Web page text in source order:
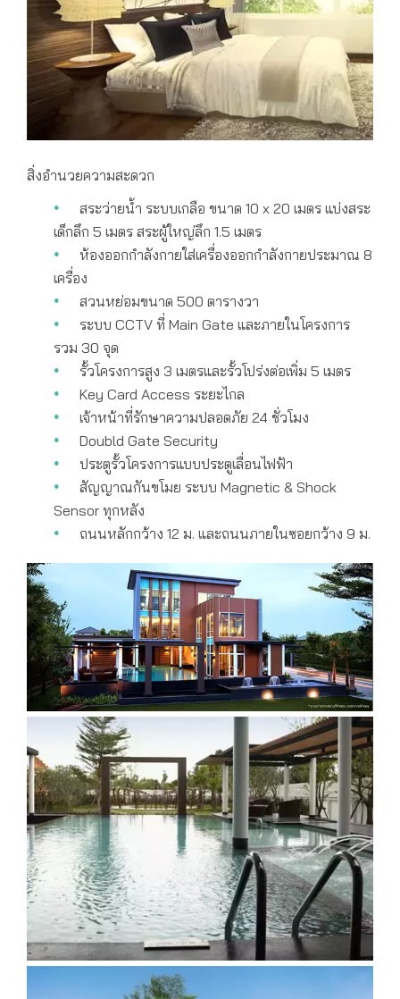
สิ่งอำนวยความสะดวก
สระว่ายน้ำ ระบบเกลือ ขนาด 10 x 20 เมตร แบ่งสระ
เด็กลึก 5 เมตร สระผู้ใหญ่ลึก 1.5 เมตร
ห้องออกกำลังกายใส่เครื่องออกกำลังกายประมาณ 8
เครื่อง
สวนหย่อมขนาด 500 ตารางวา
ระบบ CCTV ที่ Main Gate และภายในโครงการ
รวม 30 จุด
รั้วโครงการสูง 3 เมตรและรั้วโปร่งต่อเพิ่ม 5 เมตร
Key Card Access ระยะไกล
เจ้าหน้าที่รักษาความปลอดภัย 24 ชั่วโมง
Doubld Gate Security
ประตูรั้วโครงการแบบประตูเลื่อนไฟฟ้า
สัญญาณกันขโมย ระบบ Magnetic & Shock
Sensor ทุกหลัง
ถนนหลักกว้าง 12 ม. และถนนภายในซอยกว้าง 9 ม.